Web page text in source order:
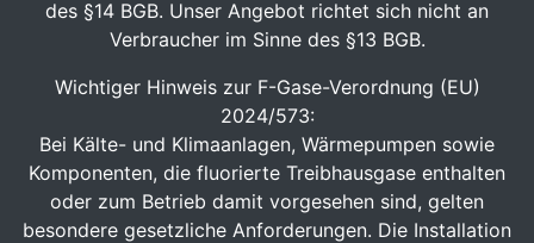
des §14 BGB. Unser Angebot richtet sich nicht an
Verbraucher im Sinne des §13 BGB.
Wichtiger Hinweis zur F-Gase-Verordnung (EU)
2024/573:
Bei Kälte- und Klimaanlagen, Wärmepumpen sowie
Komponenten, die fluorierte Treibhausgase enthalten
oder zum Betrieb damit vorgesehen sind, gelten
besondere gesetzliche Anforderungen. Die Installation